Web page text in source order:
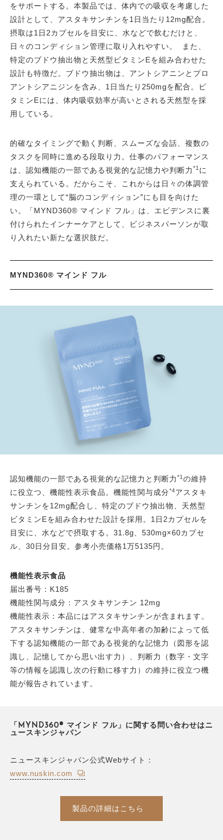
をサポートする。本製品では、体内での吸収を考慮した
設計として、アスタキサンチンを1日当たり12mg配合。
摂取は1日2カプセルを目安に、水などで飲むだけと、
日々のコンディション管理に取り入れやすい。 また、
特定のブドウ抽出物と天然型ビタミンEを組み合わせた
設計も特徴だ。ブドウ抽出物は、アントシアニンとプロ
アントシアニジンを含み、1日当たり250mgを配合。ビ
タミンEには、体内吸収効率が高いとされる天然型を採
用している。
的確なタイミングで動く判断、スムーズな会話、複数の
タスクを同時に進める段取り力。仕事のパフォーマンス
は、認知機能の一部である視覚的な記憶力や判断力 *1 に
支えられている。だからこそ、これからは日々の体調管
理の一環として“脳のコンディション”にも目を向けた
い。「MYND360® マインド フル」は、エビデンスに裏
付けられたインナーケアとして、ビジネスパーソンが取
り入れたい新たな選択肢だ。
MYND360® マインド フル
認知機能の一部である視覚的な記憶力と判断力 *1 の維持
に役立つ、機能性表示食品。機能性関与成分*4アスタキ
サンチンを12mg配合し、特定のブドウ抽出物、天然型
ビタミンEを組み合わせた設計を採用。1日2カプセルを
目安に、水などで摂取する。31.8g、530mg×60カプセ
ル、30日分目安。参考小売価格1万5135円。
機能性表示食品
届出番号：K185
機能性関与成分：アスタキサンチン 12mg
機能性表示：本品にはアスタキサンチンが含まれます。
アスタキサンチンは、健常な中高年者の加齢によって低
下する認知機能の一部である視覚的な記憶力（図形を認
識し、記憶してから思い出す力）、判断力（数字・文字
等の情報を認識し次の行動に移す力）の維持に役立つ機
能が報告されています。
「MYND360® マインド フル」に関する問い合わせはニ
ュースキンジャパン
ニュースキンジャパン公式Webサイト：
www.nuskin.com
製品の詳細はこちら